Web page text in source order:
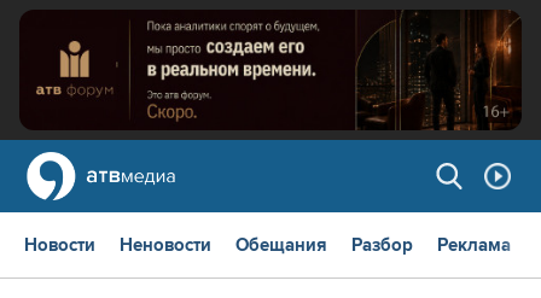
Новости Неновости Обещания Разбор Реклама